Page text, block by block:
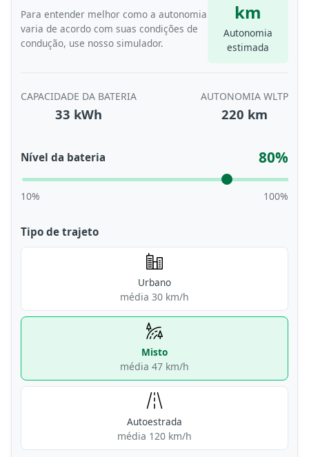
Para entender melhor como a autonomia
varia de acordo com suas condições de
condução, use nosso simulador.
km
Autonomia
estimada
CAPACIDADE DA BATERIA
33 kWh
AUTONOMIA WLTP
220 km
Nível da bateria 80%
10% 100%
Tipo de trajeto
Urbano
média 30 km/h
Misto
média 47 km/h
Autoestrada
média 120 km/h